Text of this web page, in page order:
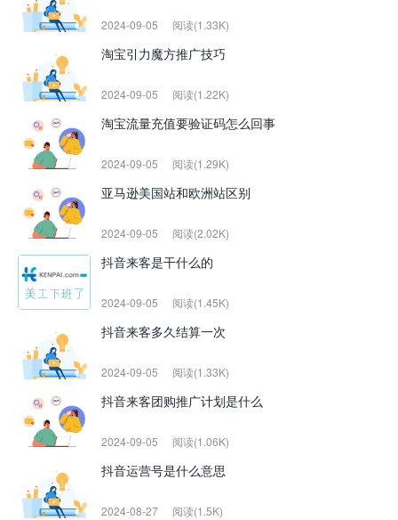
2024-09-05 阅读(1.33K)
淘宝引力魔方推广技巧
2024-09-05 阅读(1.22K)
淘宝流量充值要验证码怎么回事
2024-09-05 阅读(1.29K)
亚马逊美国站和欧洲站区别
2024-09-05 阅读(2.02K)
抖音来客是干什么的
2024-09-05 阅读(1.45K)
抖音来客多久结算一次
2024-09-05 阅读(1.33K)
抖音来客团购推广计划是什么
2024-09-05 阅读(1.06K)
抖音运营号是什么意思
2024-08-27 阅读(1.5K)